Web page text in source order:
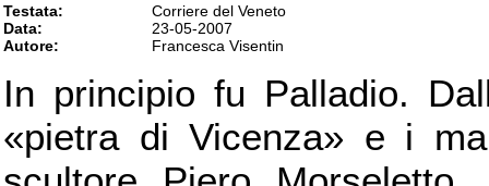
Testata:
Corriere del Veneto
Data:
23-05-2007
Autore:
Francesca Visentin
In principio fu Palladio.
«pietra di Vicenza» e i